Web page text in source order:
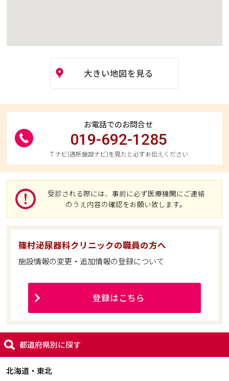
大きい地図を見る
お電話でのお問合せ
019-692-1285
Ｔナビ(透析施設ナビ)を見たと必ずお伝えください
受診される際には、事前に必ず医療機関にご連絡
のうえ内容の確認をお願い致します。
篠村泌尿器科クリニックの職員の方へ
施設情報の変更・追加情報の登録について
登録はこちら
都道府県別に探す
北海道・東北